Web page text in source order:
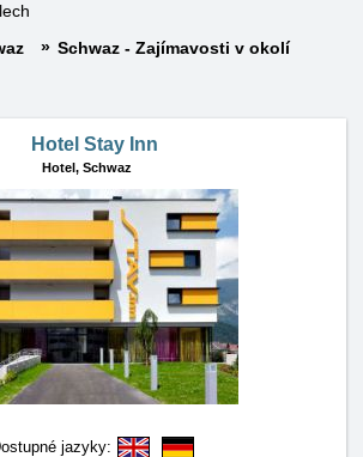
Schwaz - Zajímavosti v okolí
Hotel Stay Inn
Hotel, Schwaz
jazyky: